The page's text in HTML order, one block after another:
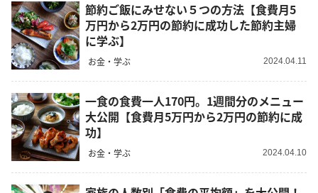
節約ご飯にみせない５つの方法【食費月5
万円から2万円の節約に成功した節約主婦
に学ぶ】
お金・学ぶ 2024.04.11
一食の食費一人170円。1週間分のメニュー
大公開【食費月5万円から2万円の節約に成
功】
お金・学ぶ 2024.04.10